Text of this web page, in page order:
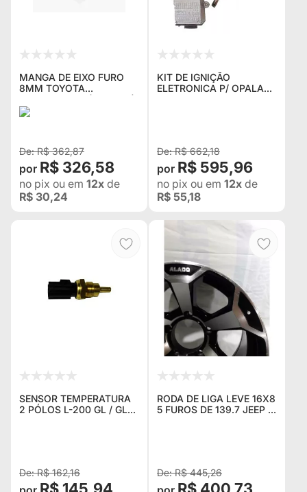
MANGA DE EIXO FURO
8MM TOYOTA
BANDEIRANTE (KPT-553)
(Nº ORIGINAL 43431-
98001)
R$ 362,87
R$ 326,58
no pix ou em 12x de
R$ 30,24
KIT DE IGNIÇÃO
ELETRONICA P/ OPALA
R$ 662,18
R$ 595,96
no pix ou em 12x de
R$ 55,18
SENSOR TEMPERATURA
2 PÓLOS L-200 GL / GLS
R$ 162,16
RODA DE LIGA LEVE 16X8
5 FUROS DE 139.7 JEEP ,
R$ 445,26